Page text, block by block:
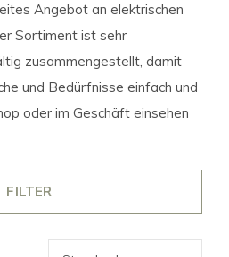
Angebot an elektrischen
Sortiment ist sehr
zusammengestellt, damit
und Bedürfnisse einfach und
oder im Geschäft einsehen
FILTER